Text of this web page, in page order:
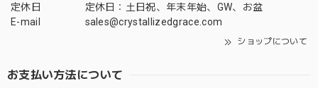
定休日
定休日：土日祝、年末年始、GW、お盆
E-mail
sales@crystallizedgrace.com
ショップについて
お支払い方法について